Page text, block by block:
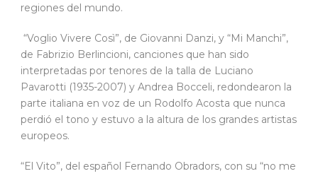
regiones del mundo.
“Voglio Vivere Così”, de Giovanni Danzi, y “Mi Manchi”,
de Fabrizio Berlincioni, canciones que han sido
interpretadas por tenores de la talla de Luciano
Pavarotti (1935-2007) y Andrea Bocceli, redondearon la
parte italiana en voz de un Rodolfo Acosta que nunca
perdió el tono y estuvo a la altura de los grandes artistas
europeos.
“El Vito”, del español Fernando Obradors, con su “no me